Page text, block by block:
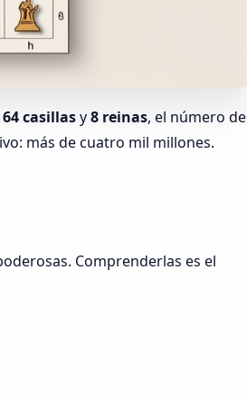
64 casillasy8 reinas, el número de
más de cuatro mil millones.
Comprenderlas es el